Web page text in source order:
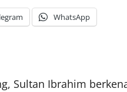
WhatsApp
Sultan Ibrahim